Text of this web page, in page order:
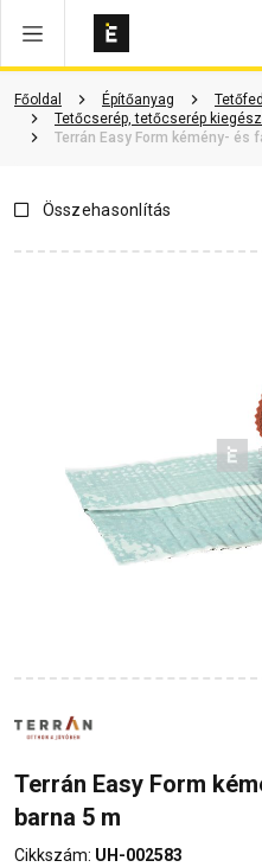
Főoldal Építőanyag
Tetőcserép, tetőcserép
Terrán Easy Form kémény- és
Vásárlói vélemények
Összehasonlítás
Terrán Easy Form
barna 5 m
Cikkszám: UH-002583